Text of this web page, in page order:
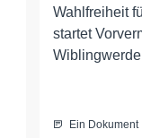
Wahlfreiheit
startet
Ein Dokument